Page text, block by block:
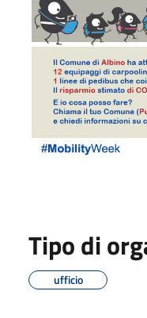
Tipo di
ufficio